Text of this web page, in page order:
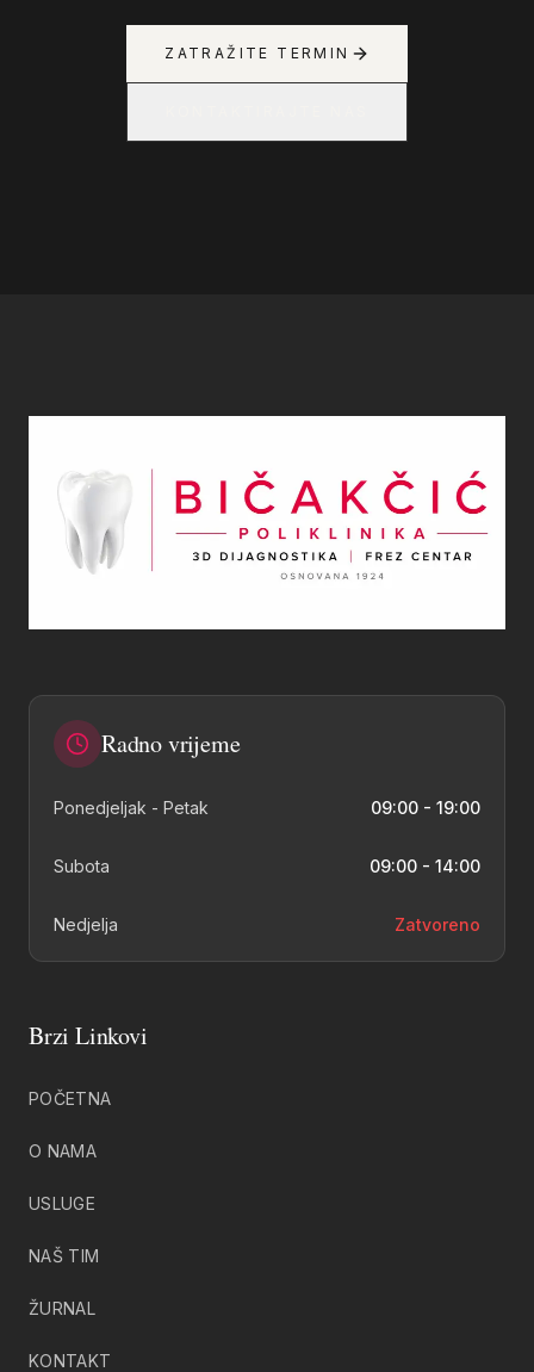
ZATRAŽITE TERMIN
Radno vrijeme
Ponedjeljak - Petak 09:00 - 19:00
Subota 09:00 - 14:00
Nedjelja Zatvoreno
Brzi Linkovi
POČETNA
O NAMA
USLUGE
NAŠ TIM
ŽURNAL
KONTAKT